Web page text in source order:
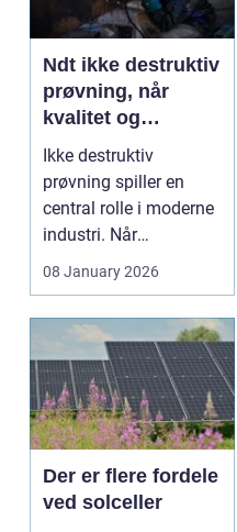
Ndt ikke destruktiv
prøvning, når
kvalitet og
sikkerhed er
afgørende
Ikke destruktiv
prøvning spiller en
central rolle i moderne
industri. Når
svejsninger,
trykbærende u...
08 January 2026
Der er flere fordele
ved solceller